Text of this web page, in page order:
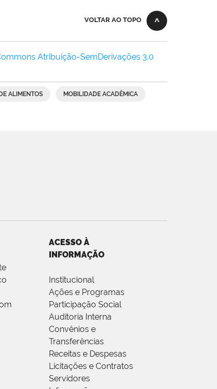
VOLTAR AO TOPO
Atribuição-SemDerivações 3.0
ALIMENTOS MOBILIDADE ACADÊMICA
ACESSO À
INFORMAÇÃO
Institucional
Ações e Programas
Participação Social
Auditoria Interna
Convênios e
Transferências
Receitas e Despesas
Licitações e Contratos
Servidores